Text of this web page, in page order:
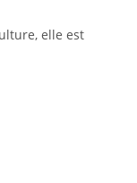
elle est